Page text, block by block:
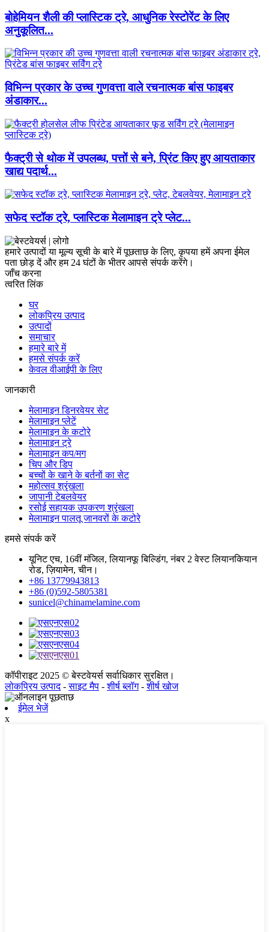
बोहेमियन शैली की प्लास्टिक ट्रे, आधुनिक रेस्टोरेंट के लिए
अनुकूलित...
विभिन्न प्रकार के उच्च गुणवत्ता वाले रचनात्मक बांस फाइबर
अंडाकार...
फैक्ट्री से थोक में उपलब्ध, पत्तों से बने, प्रिंट किए हुए आयताकार
खाद्य पदार्थ...
सफेद स्टॉक ट्रे, प्लास्टिक मेलामाइन ट्रे प्लेट...
हमारे उत्पादों या मूल्य सूची के बारे में पूछताछ के लिए, कृपया हमें अपना ईमेल
पता छोड़ दें और हम 24 घंटों के भीतर आपसे संपर्क करेंगे।
जाँच करना
त्वरित लिंक
घर
लोकप्रिय उत्पाद
उत्पादों
समाचार
हमारे बारे में
हमसे संपर्क करें
केवल वीआईपी के लिए
जानकारी
मेलामाइन डिनरवेयर सेट
मेलामाइन प्लेटें
मेलामाइन के कटोरे
मेलामाइन ट्रे
मेलामाइन कप/मग
चिप और डिप
बच्चों के खाने के बर्तनों का सेट
महोत्सव श्रृंखला
जापानी टेबलवेयर
रसोई सहायक उपकरण श्रृंखला
मेलामाइन पालतू जानवरों के कटोरे
हमसे संपर्क करें
यूनिट एच, 16वीं मंजिल, लियानफू बिल्डिंग, नंबर 2 वेस्ट लियानकियान
रोड, ज़ियामेन, चीन।
+86 13779943813
+86 (0)592-5805381
sunicel@chinamelamine.com
कॉपीराइट 2025 © बेस्टवेयर्स सर्वाधिकार सुरक्षित।
लोकप्रिय उत्पाद-साइट मैप -शीर्ष ब्लॉग-शीर्ष खोज
ईमेल भेजें
x